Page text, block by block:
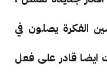
الفكرة يصلون في
ايضا قادر على فعل